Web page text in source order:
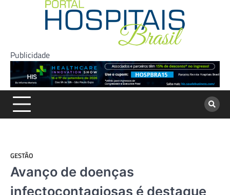
Publicidade
GESTÃO
Avanço de doenças
infectocontagiosas é destaque